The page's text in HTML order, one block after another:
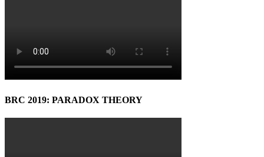
BRC 2019: PARADOX THEORY